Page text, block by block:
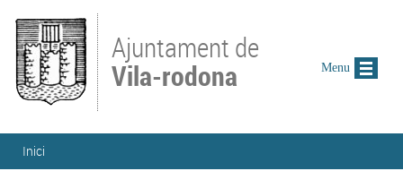
Ajuntament de
Vila-rodona
Esteu aquí
Inici
Menu